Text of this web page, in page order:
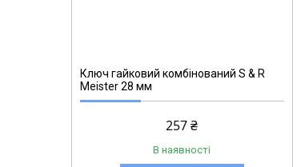
Ключ гайковий комбінований S & R
Meister 28 мм
257 ₴
В наявності